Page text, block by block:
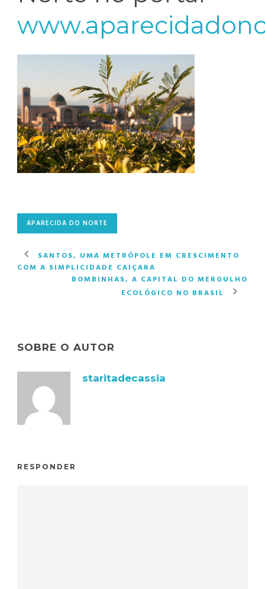
APARECIDA DO NORTE
SANTOS, UMA METRÓPOLE EM CRESCIMENTO
COM A SIMPLICIDADE CAIÇARA
BOMBINHAS, A CAPITAL DO MERGULHO
ECOLÓGICO NO BRASIL
SOBRE O AUTOR
staritadecassia
RESPONDER